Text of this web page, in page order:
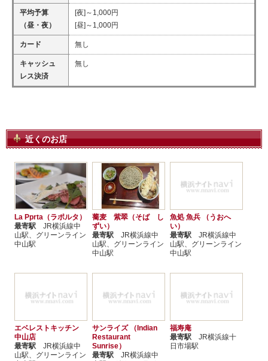
平均予算
（昼・夜）
[夜]～1,000円
[昼]～1,000円
カード 無し
キャッシュ
レス決済
無し
近くのお店
La Pprta（ラポルタ）
最寄駅 JR横浜線中
山駅、グリーンライン
中山駅
蕎麦 紫翠（そば し
ずい）
最寄駅 JR横浜線中
山駅、グリーンライン
中山駅
魚処 魚兵 （うおへ
い）
最寄駅 JR横浜線中
山駅、グリーンライン
中山駅
エベレストキッチン
中山店
最寄駅 JR横浜線中
山駅、グリーンライン
サンライズ （Indian
Restaurant
Sunrise）
最寄駅 JR横浜線中
福寿庵
最寄駅 JR横浜線十
日市場駅